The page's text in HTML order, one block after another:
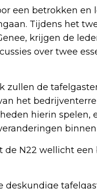
een betrokken en
Tijdens het
krijgen de
over twee
zullen de
het
hierin spelen,
N22 wellicht
deskundige